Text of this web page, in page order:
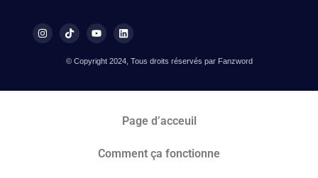
© Copyright 2024, Tous droits réservés par Fanzword
Page d’acceuil
Comment ça fonctionne